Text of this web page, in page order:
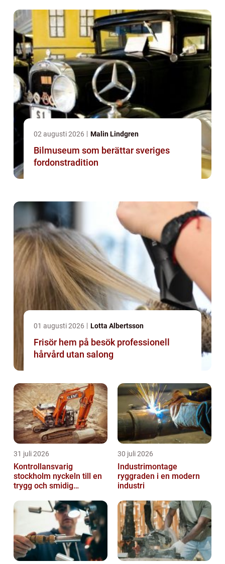
02 augusti 2026 Malin Lindgren
Bilmuseum som berättar sveriges
fordonstradition
01 augusti 2026 Lotta Albertsson
Frisör hem på besök professionell
hårvård utan salong
31 juli 2026
Kontrollansvarig
stockholm nyckeln till en
trygg och smidig
30 juli 2026
Industrimontage
ryggraden i en modern
industri